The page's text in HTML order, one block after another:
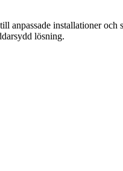
installationer
lösning.